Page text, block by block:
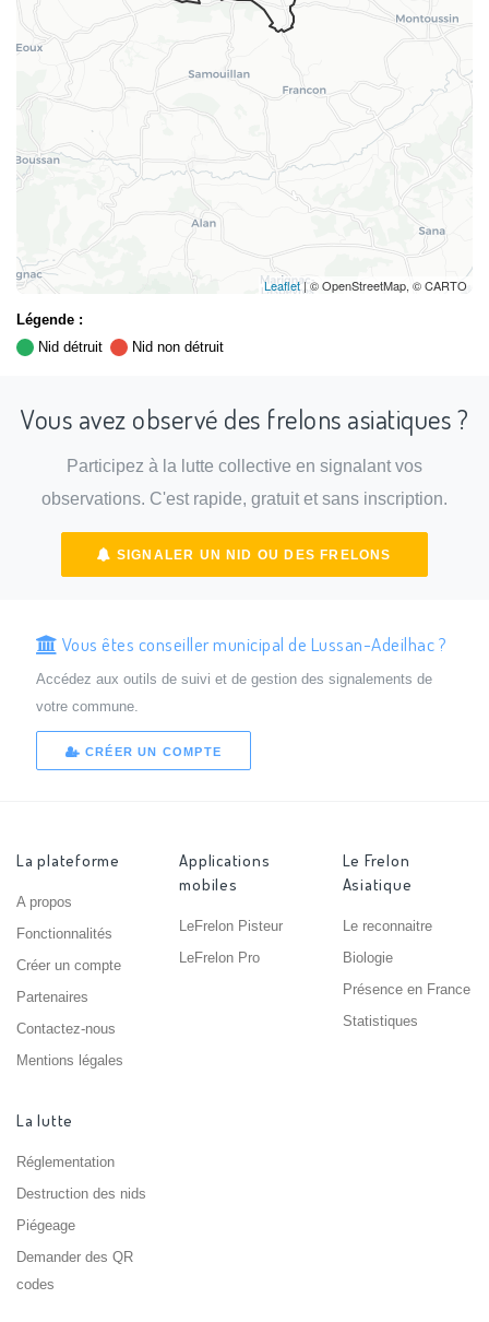
Leaflet| © OpenStreetMap, © CARTO
Légende :
Nid détruit
Nid non détruit
Vous avez observé des frelons asiatiques ?
Participez à la lutte collective en signalant vos
observations. C'est rapide, gratuit et sans inscription.
SIGNALER UN NID OU DES FRELONS
Vous êtes conseiller municipal de Lussan-Adeilhac ?
Accédez aux outils de suivi et de gestion des signalements de
votre commune.
CRÉER UN COMPTE
La plateforme
A propos
Fonctionnalités
Créer un compte
Partenaires
Contactez-nous
Mentions légales
Applications
mobiles
LeFrelon Pisteur
LeFrelon Pro
Le Frelon
Asiatique
Le reconnaitre
Biologie
Présence en France
Statistiques
La lutte
Réglementation
Destruction des nids
Piégeage
Demander des QR
codes